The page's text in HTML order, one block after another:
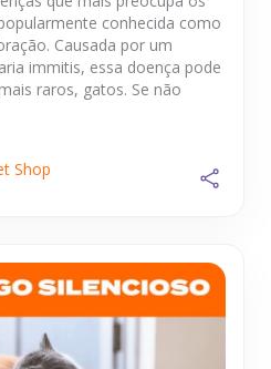
conhecida como
Causada por um
immitis, essa doença pode
raros, gatos. Se não
Shop